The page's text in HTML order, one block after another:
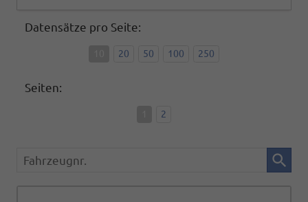
Datensätze pro Seite:
20 50 100 250
Seiten:
2
Fahrzeugnr.